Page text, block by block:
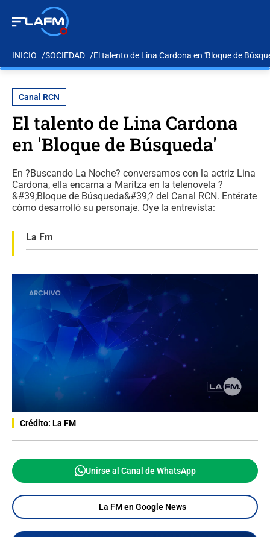
INICIO SOCIEDAD El talento de Lina Cardona en 'Bloque de
Canal RCN
El talento de Lina Cardona
en 'Bloque de Búsqueda'
En ?Buscando La Noche? conversamos con la actriz Lina
Cardona, ella encarna a Maritza en la telenovela ?‎
&#39;Bloque de Búsqueda&#39;? del Canal RCN. Entérate
cómo desarrolló su personaje. Oye la entrevista:
La Fm
Crédito: La FM
Unirse al Canal de WhatsApp
La FM en Google News